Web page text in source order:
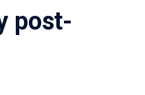
post-